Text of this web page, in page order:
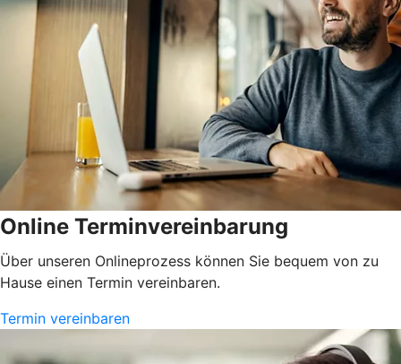
Online Terminvereinbarung
Über unseren Onlineprozess können Sie bequem von zu
Hause einen Termin vereinbaren.
Termin vereinbaren